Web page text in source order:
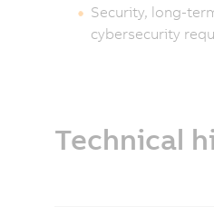
Security, long-
cybersecurity
Technical